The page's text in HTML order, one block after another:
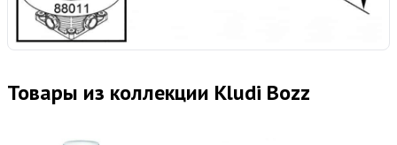
Товары из коллекции Kludi Bozz